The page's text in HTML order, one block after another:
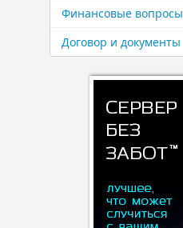
Финансовые ​вопросы
Договор и ​документы